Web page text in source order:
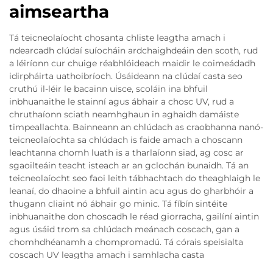
aimseartha
Tá teicneolaíocht chosanta chliste leagtha amach i
ndearcadh clúdaí suíocháin ardchaighdeáin den scoth, rud
a léiríonn cur chuige réabhlóideach maidir le coimeádadh
idirpháirta uathoibríoch. Úsáideann na clúdaí casta seo
cruthú il-léir le bacainn uisce, scoláin ina bhfuil
inbhuanaithe le stainní agus ábhair a chosc UV, rud a
chruthaíonn sciath neamhghaun in aghaidh damáiste
timpeallachta. Bainneann an chlúdach as craobhanna nanó-
teicneolaíochta sa chlúdach is faide amach a choscann
leachtanna chomh luath is a tharlaíonn siad, ag cosc ar
sgaoilteáin teacht isteach ar an gclochán bunaidh. Tá an
teicneolaíocht seo faoi leith tábhachtach do theaghlaigh le
leanaí, do dhaoine a bhfuil aintin acu agus do gharbhóir a
thugann cliaint nó ábhair go minic. Tá fíbín sintéite
inbhuanaithe don choscadh le réad giorracha, gailíní aintin
agus úsáid trom sa chlúdach meánach coscach, gan a
chomhdhéanamh a chompromadú. Tá córais speisialta
coscach UV leagtha amach i samhlacha casta